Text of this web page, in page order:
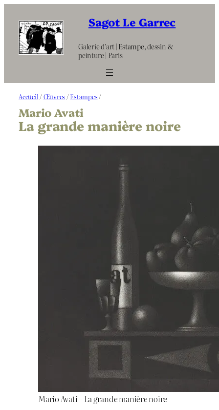
contenu
Sagot Le Garrec
Galerie d’art | Estampe, dessin &
peinture | Paris
Accueil /Œuvres /Estampes /
Mario Avati
La grande manière noire
Mario Avati – La grande manière noire